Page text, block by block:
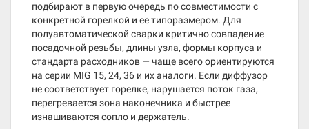
подбирают в первую очередь по совместимости с
конкретной горелкой и её типоразмером. Для
полуавтоматической сварки критично совпадение
посадочной резьбы, длины узла, формы корпуса и
стандарта расходников — чаще всего ориентируются
на серии MIG 15, 24, 36 и их аналоги. Если диффузор
не соответствует горелке, нарушается поток газа,
перегревается зона наконечника и быстрее
изнашиваются сопло и держатель.